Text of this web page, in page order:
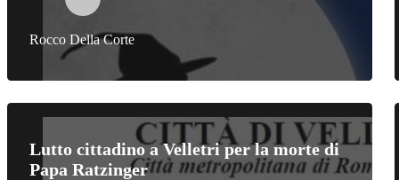
Rocco Della Corte
Lutto cittadino a Velletri per la morte di
Papa Ratzinger